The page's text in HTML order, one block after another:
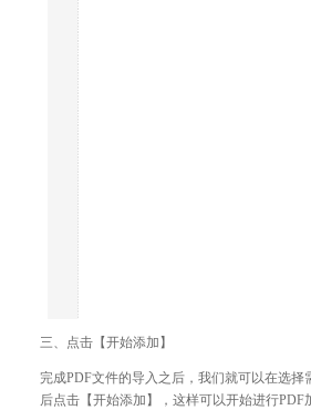
三、点击【开始添加】
完成PDF文件的导入之后，我们就可以在选择
后点击【开始添加】，这样可以开始进行PDF